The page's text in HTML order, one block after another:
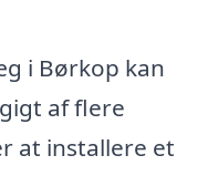
i Børkop kan
af flere
at installere et